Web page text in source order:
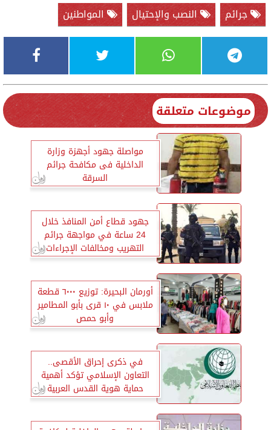
جرائم
النصب والإحتيال المواطنين
موضوعات متعلقة
مواصلة جهود أجهزة وزارة
الداخلية فى مكافحة جرائم
السرقة
جهود قطاع أمن المنافذ خلال
24 ساعة في مواجهة جرائم
التهريب ومخالفات الإجراءات
الجمركية
أورمان البحيرة: توزيع ٦٠٠٠ قطعة
ملابس في ١٠ قرى بأبو المطامير
وأبو حمص
في ذكرى إحراق الأقصى..
التعاون الإسلامي تؤكد أهمية
حماية هوية القدس العربية